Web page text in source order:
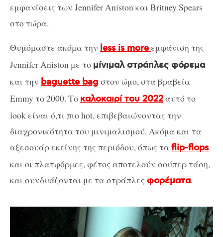
εμφανίσεις των Jennifer Aniston και Britney Spears
στο τώρα.
Θυμόμαστε ακόμα την less is moreεμφάνιση της
Jennifer Aniston με το μίνιμαλ στράπλες φόρεμα
και την baguette bag στον ώμο, στα βραβεία
Emmy το 2000. Το καλοκαιρί του 2022αυτό το
look είναι ό,τι πιο hot, επιβεβαιώνοντας την
διαχρονικότητα του μινιμαλισμού. Ακόμα και τα
αξεσουάρ εκείνης της περιόδου, όπως ταflip-flops
και οι πλατφόρμες, φέτος αποτελούν σούπερ τάση,
και συνδυάζονται με τα στράπλες φορέματα.